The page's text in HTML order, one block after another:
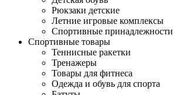
Рюкзаки детские
Летние игровые комплексы
Спортивные принадлежности
Спортивные товары
Теннисные ракетки
Тренажеры
Товары для фитнеса
Одежда и обувь для спорта